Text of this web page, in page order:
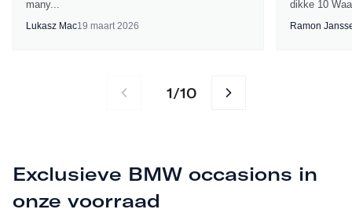
many...
Lukasz Mac19 maart 2026
dikke 10
Ramon
1/10
Exclusieve BMW occasions in
onze voorraad